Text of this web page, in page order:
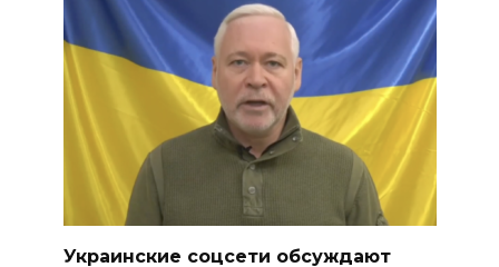
Украинские соцсети обсуждают